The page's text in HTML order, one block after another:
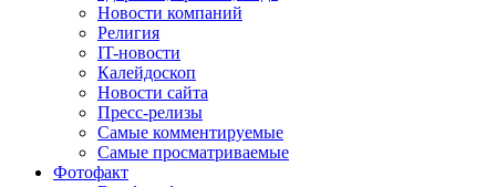
Новости компаний
Религия
IT-новости
Калейдоскоп
Новости сайта
Пресс-релизы
Самые комментируемые
Самые просматриваемые
Фотофакт